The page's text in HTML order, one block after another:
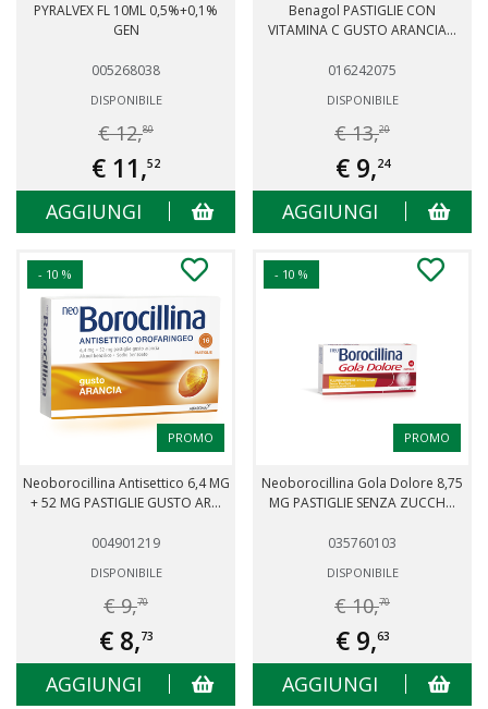
PYRALVEX FL 10ML 0,5%+0,1%
GEN
005268038
DISPONIBILE
€ 12,80
€ 11,52
AGGIUNGI
Benagol PASTIGLIE CON
VITAMINA C GUSTO ARANCIA...
016242075
DISPONIBILE
€ 13,20
€ 9,24
AGGIUNGI
- 10 %
PROMO
Neoborocillina Antisettico 6,4 MG
+ 52 MG PASTIGLIE GUSTO AR...
004901219
DISPONIBILE
€ 9,70
€ 8,73
AGGIUNGI
- 10 %
PROMO
Neoborocillina Gola Dolore 8,75
MG PASTIGLIE SENZA ZUCCH...
035760103
DISPONIBILE
€ 10,70
€ 9,63
AGGIUNGI